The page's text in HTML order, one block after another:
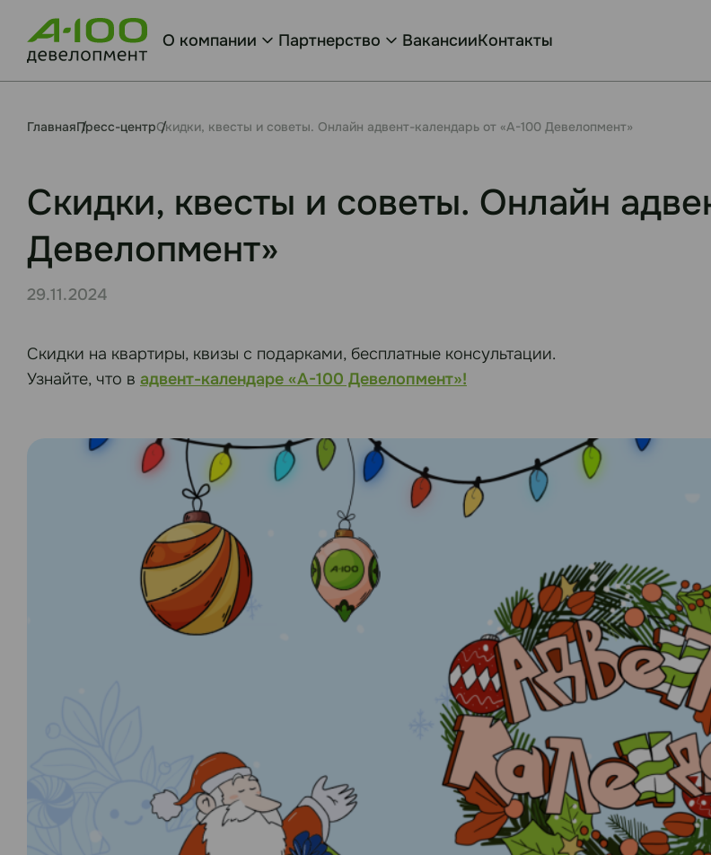
О компании Партнерство ВакансииКонтакты
ГлавнаяПресс-центрСкидки, квесты и советы. Онлайн адвент-календарь от «А-100 Девелопмент»
Скидки, квесты и советы. Онлайн
Девелопмент»
29.11.2024
Скидки на квартиры, квизы с подарками, бесплатные консультации.
Узнайте, что в адвент-календаре «А-100 Девелопмент»!